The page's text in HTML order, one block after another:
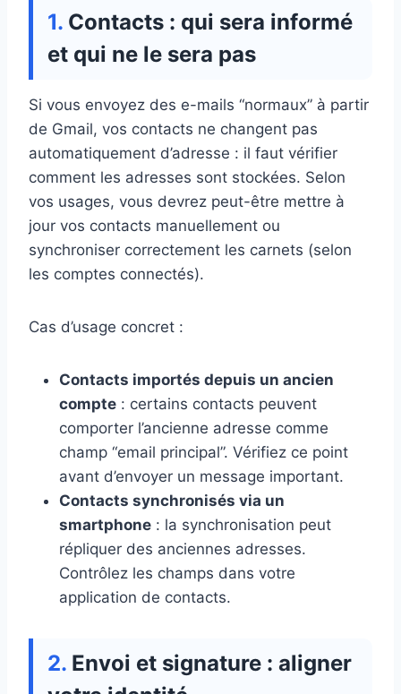
Contacts : qui sera informé
et qui ne le sera pas
Si vous envoyez des e-mails “normaux” à partir
de Gmail, vos contacts ne changent pas
automatiquement d’adresse : il faut vérifier
comment les adresses sont stockées. Selon
vos usages, vous devrez peut-être mettre à
jour vos contacts manuellement ou
synchroniser correctement les carnets (selon
les comptes connectés).
Cas d’usage concret :
Contacts importés depuis un ancien
compte : certains contacts peuvent
comporter l’ancienne adresse comme
champ “email principal”. Vérifiez ce point
avant d’envoyer un message important.
Contacts synchronisés via un
smartphone : la synchronisation peut
répliquer des anciennes adresses.
Contrôlez les champs dans votre
application de contacts.
Envoi et signature : aligner